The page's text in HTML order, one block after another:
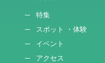
特集
スポット ・体験
イベント
アクセス